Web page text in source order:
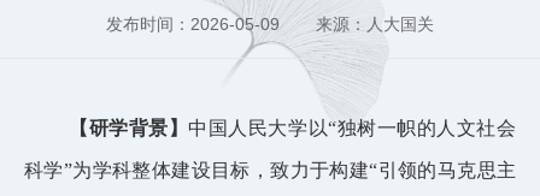
发布时间：2026-05-09 来源：人大国关
【研学背景】 中国人民大学以“独树一帜的人文社会
科学”为学科整体建设目标，致力于构建“引领的马克思主